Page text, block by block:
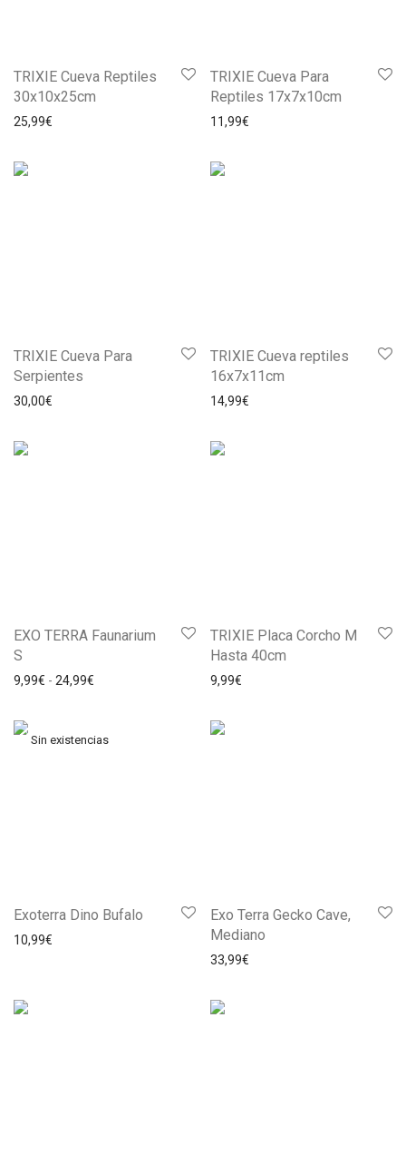
TRIXIE Cueva Reptiles
30x10x25cm
25,99€
TRIXIE Cueva Para
Reptiles 17x7x10cm
11,99€
TRIXIE Cueva Para
Serpientes
30,00€
TRIXIE Cueva reptiles
16x7x11cm
14,99€
EXO TERRA Faunarium
S
9,99€ - 24,99€
TRIXIE Placa Corcho M
Hasta 40cm
9,99€
Exoterra Dino Bufalo
10,99€
Exo Terra Gecko Cave,
Mediano
33,99€